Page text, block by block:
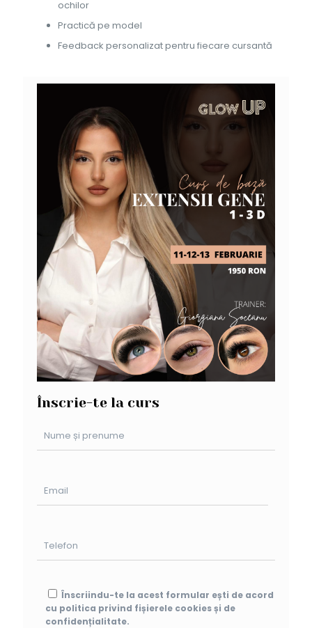
ochilor
Practică pe model
Feedback personalizat pentru fiecare cursantă
Înscrie-te la curs
Înscriindu-te la acest formular ești de acord
cu politica privind fișierele cookies și de
confidențialitate.